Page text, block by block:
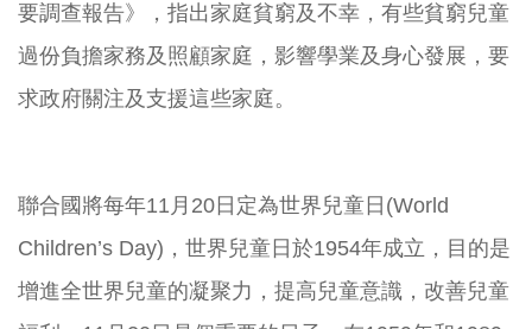
要調查報告》，指出家庭貧窮及不幸，有些貧窮兒童
過份負擔家務及照顧家庭，影響學業及身心發展，要
求政府關注及支援這些家庭。
聯合國將每年11月20日定為世界兒童日(World
Children’s Day)，世界兒童日於1954年成立，目的是
增進全世界兒童的凝聚力，提高兒童意識，改善兒童